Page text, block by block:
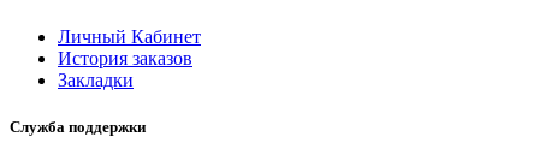
Личный Кабинет
История заказов
Закладки
Служба поддержки